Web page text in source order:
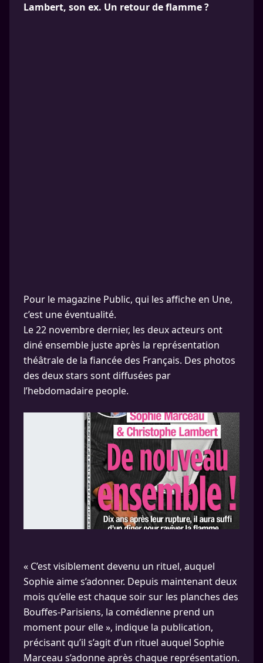
Lambert, son ex. Un retour de flamme ?
Pour le magazine Public, qui les affiche en Une,
c’est une éventualité.
Le 22 novembre dernier, les deux acteurs ont
diné ensemble juste après la représentation
théâtrale de la fiancée des Français. Des photos
des deux stars sont diffusées par
l’hebdomadaire people.
« C’est visiblement devenu un rituel, auquel
Sophie aime s’adonner. Depuis maintenant deux
mois qu’elle est chaque soir sur les planches des
Bouffes-Parisiens, la comédienne prend un
moment pour elle », indique la publication,
précisant qu’il s’agit d’un rituel auquel Sophie
Marceau s’adonne après chaque représentation.